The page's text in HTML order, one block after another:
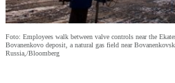
Foto: Employees walk between valve controls near the
Bovanenkovo deposit, a natural gas field near
Russia,/Bloomberg